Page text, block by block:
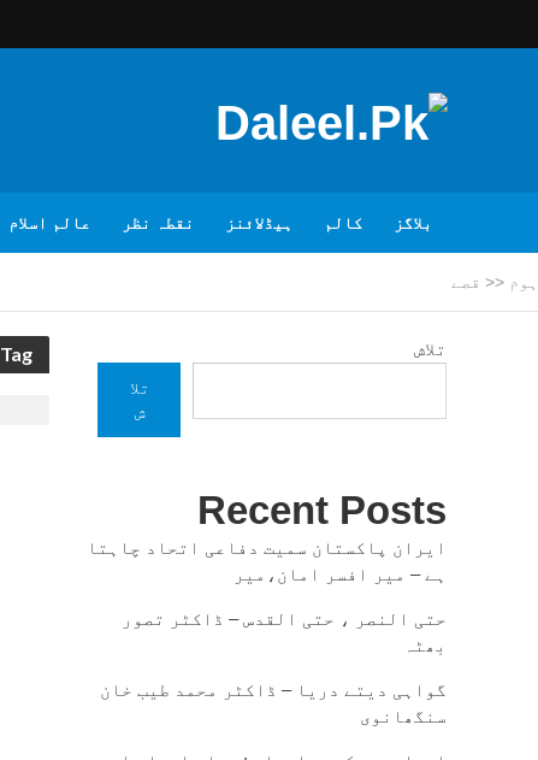
بلاگز کالم ہیڈلائنز نقطہ نظر عالم اسلام
ہوم << قصے
Tag - قصے تلاش
تلا
ش
Recent Posts
ایران پاکستان سمیت دفاعی اتحاد چاہتا
ہے – میر افسر امان،میر
حتی النصر ، حتی القدس – ڈاکٹر تصور
بھٹہ
گواہی دیتے دریا – ڈاکٹر محمد طیب خان
سنگھانوی